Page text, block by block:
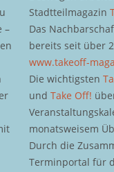
–
Stadtteilmagazin
Das
bereits seit über
www.takeoff-
Die wichtigsten
undTake Off!
monatsweisem
Durch die
Terminportal für